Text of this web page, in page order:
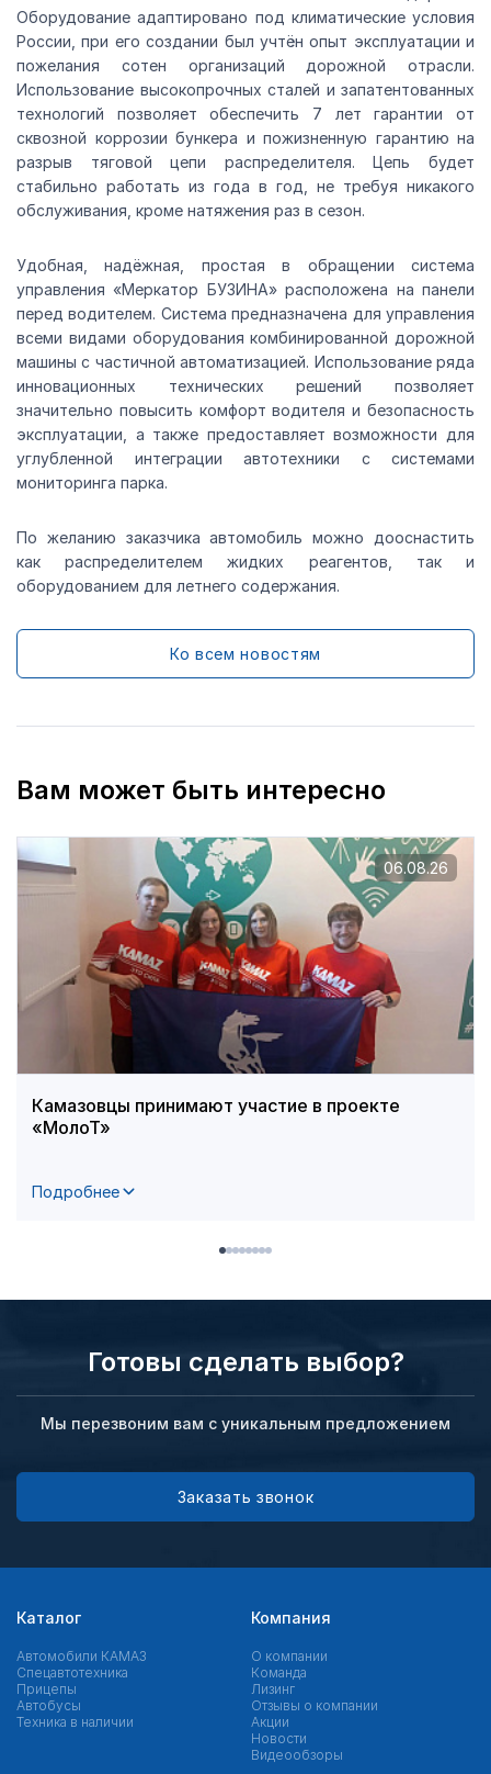
Оборудование адаптировано под климатические условия
России, при его создании был учтён опыт эксплуатации и
пожелания сотен организаций дорожной отрасли.
Использование высокопрочных сталей и запатентованных
технологий позволяет обеспечить 7 лет гарантии от
сквозной коррозии бункера и пожизненную гарантию на
разрыв тяговой цепи распределителя. Цепь будет
стабильно работать из года в год, не требуя никакого
обслуживания, кроме натяжения раз в сезон.
Удобная, надёжная, простая в обращении система
управления «Меркатор БУЗИНА» расположена на панели
перед водителем. Система предназначена для управления
всеми видами оборудования комбинированной дорожной
машины с частичной автоматизацией. Использование ряда
инновационных технических решений позволяет
значительно повысить комфорт водителя и безопасность
эксплуатации, а также предоставляет возможности для
углубленной интеграции автотехники с системами
мониторинга парка.
По желанию заказчика автомобиль можно дооснастить
как распределителем жидких реагентов, так и
оборудованием для летнего содержания.
Ко всем новостям
Вам может быть интересно
Камазовцы принимают участие в проекте
«МолоТ»
Подробнее
06.08.26
Готовы сделать выбор?
Мы перезвоним вам с уникальным предложением
Заказать звонок
Каталог
Автомобили КАМАЗ
Спецавтотехника
Прицепы
Автобусы
Техника в наличии
Компания
О компании
Команда
Лизинг
Отзывы о компании
Акции
Новости
Видеообзоры